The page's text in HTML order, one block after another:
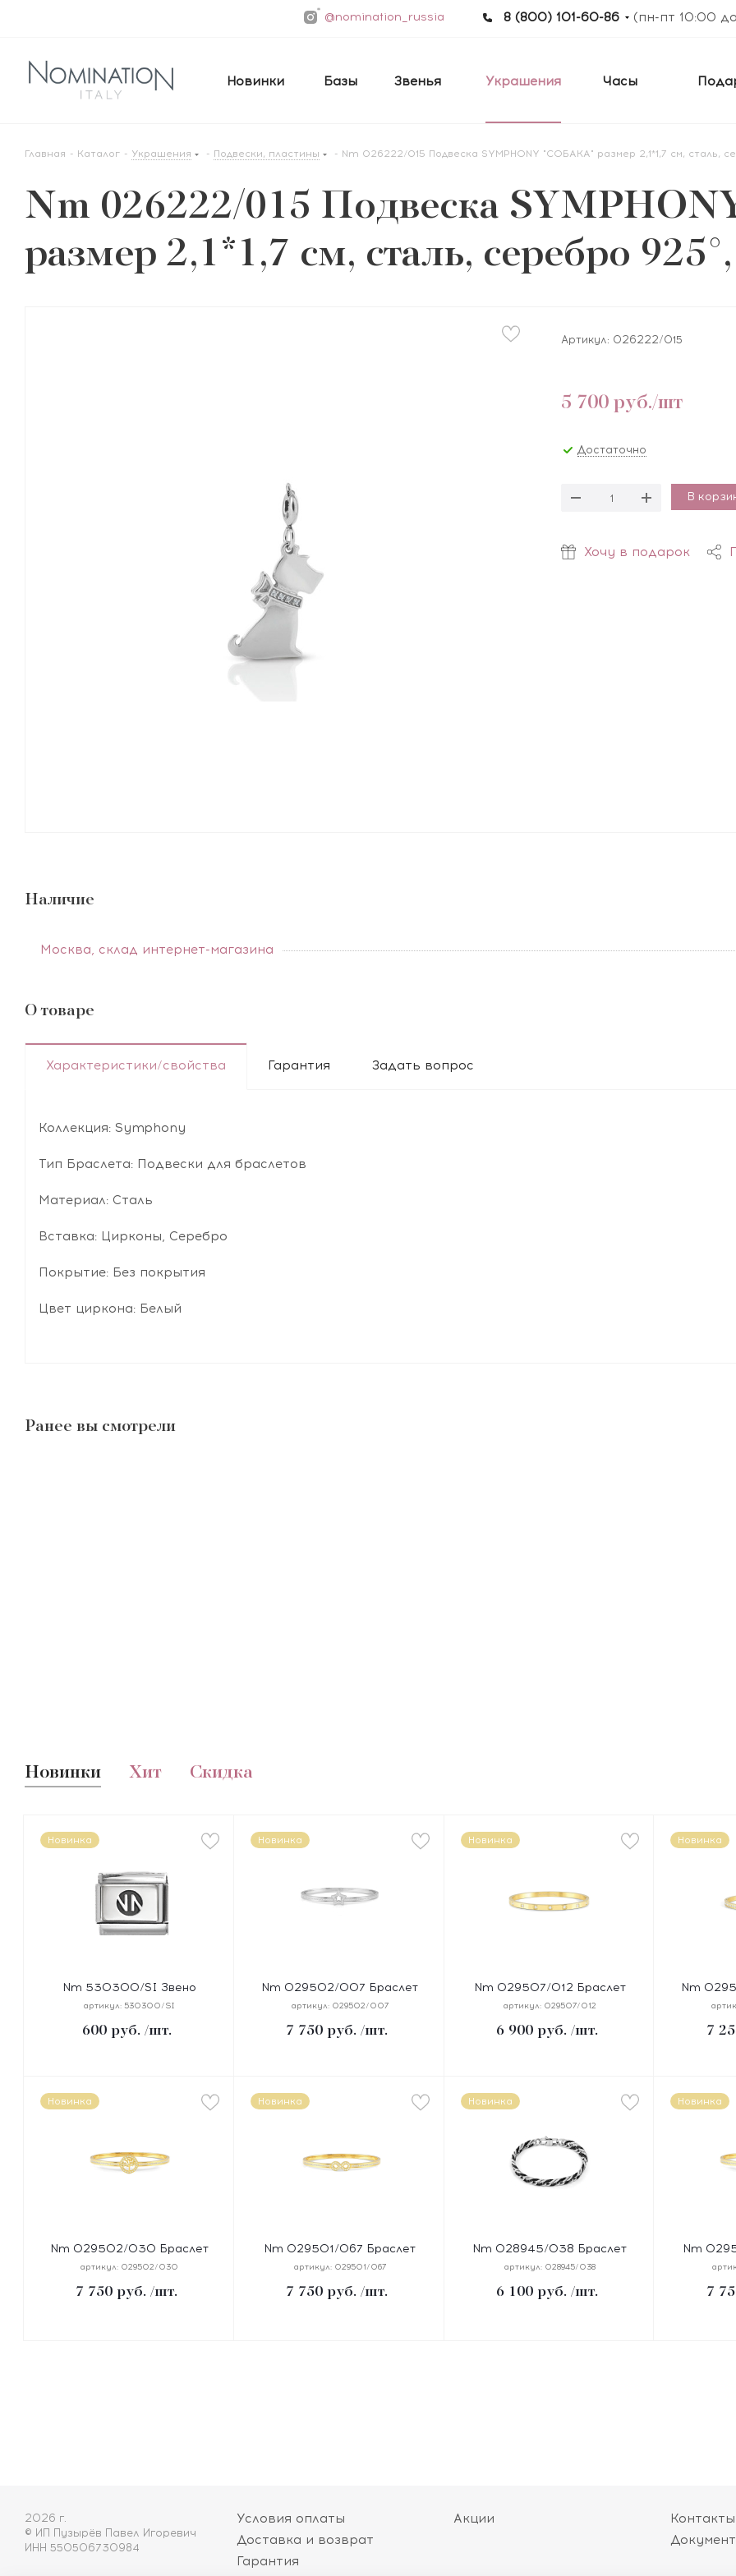
8 (800) 101-60-86 (пн-пт 10:00
@nomination_russia
Новинки Базы Звенья Украшения Часы
Главная - Каталог - Украшения - Подвески, пластины - Nm 026222/015 Подвеска SYMPHONY "СОБАКА" размер 2,1*1,7 см, сталь,
Nm 026222/015 Подвеска
размер 2,1*1,7 см, сталь, серебро
Артикул: 026222/015
5 700 руб./шт
Достаточно
В
Хочу в подарок
Наличие
Москва, склад интернет-магазина
О товаре
Характеристики/свойства Гарантия Задать вопрос
Коллекция: Symphony
Тип Браслета: Подвески для браслетов
Материал: Сталь
Вставка: Цирконы, Серебро
Покрытие: Без покрытия
Цвет циркона: Белый
Ранее вы смотрели
Новинки Хит Скидка
Новинка
Nm 530300/SI Звено
CLASSIC ЛОГОТИП NN сталь/
артикул: 530300/SI
600 руб. /шт.
Новинка
Nm 029502/007 Браслет
PRETTY BANGLES "ЗВЕЗДА"
артикул: 029502/007
7 750 руб. /шт.
Новинка
Nm 029507/012 Браслет
PRETTY BANGLES "ТОЧКИ"
покрытие желтое PVD
артикул: 029507/012
6 900 руб. /шт.
Новинка
Nm
PRETTY
7
Новинка
Nm 029502/030 Браслет
PRETTY BANGLES "ДЕРЕВО
цирконы, покрытие желт
артикул: 029502/030
7 750 руб. /шт.
Новинка
Nm 029501/067 Браслет
PRETTY BANGLES
см, сталь, цирконы, покрытие
артикул: 029501/067
7 750 руб. /шт.
Новинка
Nm 028945/038 Браслет
BEYOND цепь, длина 23 см,
артикул: 028945/038
6 100 руб. /шт.
Новинка
Nm
PRETTY
7
2026 г.
© ИП Пузырёв Павел Игоревич
ИНН 550506730984
Условия оплаты
Доставка и возврат
Гарантия
Акции
Контакты